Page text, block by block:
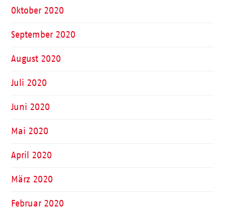
Oktober 2020
September 2020
August 2020
Juli 2020
Juni 2020
Mai 2020
April 2020
März 2020
Februar 2020